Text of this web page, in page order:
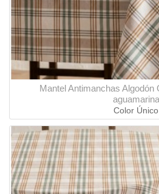
Mantel Antimanchas Algodón
aguamarina
Color Único